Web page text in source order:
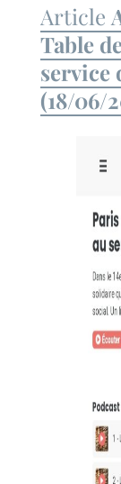
Article
Table
service
(18/06/